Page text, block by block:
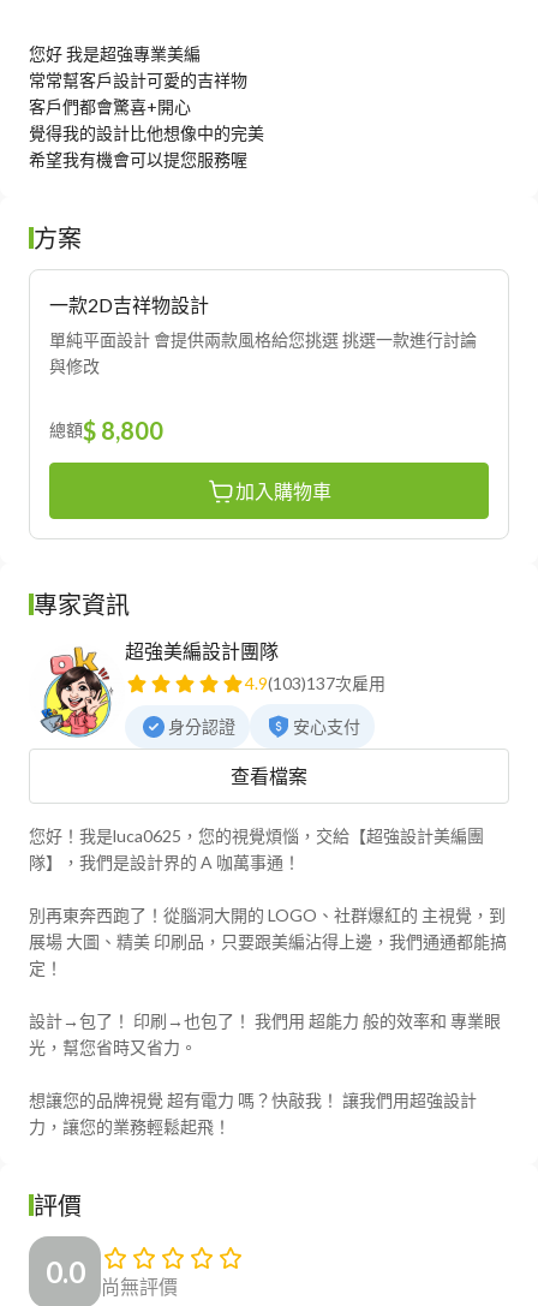
您好 我是超強專業美編
常常幫客戶設計可愛的吉祥物
客戶們都會驚喜+開心
覺得我的設計比他想像中的完美
希望我有機會可以提您服務喔
方案
一款2D吉祥物設計
單純平面設計 會提供兩款風格給您挑選 挑選一款進行討論
與修改
總額$ 8,800
加入購物車
專家資訊
超強美編設計團隊
4.9(103)137次雇用
身分認證 安心支付
查看檔案
您好！我是luca0625，您的視覺煩惱，交給【超強設計美編團
隊】，我們是設計界的 A 咖萬事通！
別再東奔西跑了！從腦洞大開的 LOGO、社群爆紅的 主視覺，到
展場 大圖、精美 印刷品，只要跟美編沾得上邊，我們通通都能搞
定！
設計→包了！ 印刷→也包了！ 我們用 超能力 般的效率和 專業眼
光，幫您省時又省力。
想讓您的品牌視覺 超有電力 嗎？快敲我！ 讓我們用超強設計
力，讓您的業務輕鬆起飛！
評價
0.0 尚無評價